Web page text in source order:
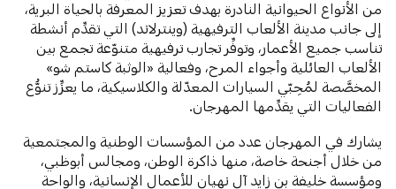
من الأنواع الحيوانية النادرة بهدف تعزيز المعرفة بالحياة البرية،
إلى جانب مدينة الألعاب الترفيهية (وينترلاند) التي تقدِّم أنشطة
تناسب جميع الأعمار، وتوفِّر تجارب ترفيهية متنوّعة تجمع بين
الألعاب العائلية وأجواء المرح، وفعالية «الوثبة كاستم شو»
المخصَّصة لمُحِبّي السيارات المعدّلة والكلاسيكية، ما يعزِّز تنوُّع
الفعاليات التي يقدِّمها المهرجان.
يشارك في المهرجان عدد من المؤسسات الوطنية والمجتمعية
من خلال أجنحة خاصة، منها ذاكرة الوطن، ومجالس أبوظبي،
ومؤسسة خليفة بن زايد آل نهيان للأعمال الإنسانية، والواحة